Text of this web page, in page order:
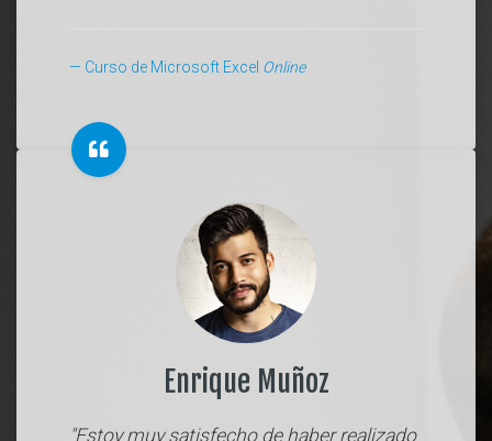
Curso de Microsoft Excel Online
Enrique Muñoz
"Estoy muy satisfecho de haber realizado